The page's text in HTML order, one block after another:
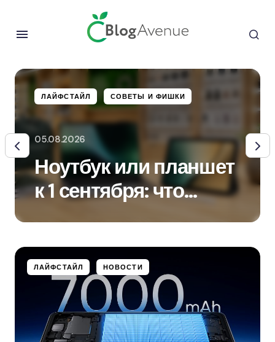
ЛАЙФСТАЙЛ СОВЕТЫ И ФИШКИ
05.08.2026
Ноутбук или планшет
к 1 сентября: что
ЛАЙФСТАЙЛ НОВОСТИ